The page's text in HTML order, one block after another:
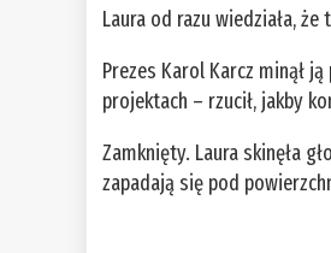
Laura od razu wiedziała,
Prezes Karol Karcz minął
projektach – rzucił, jakby
Zamknięty. Laura skinęła
zapadają się pod